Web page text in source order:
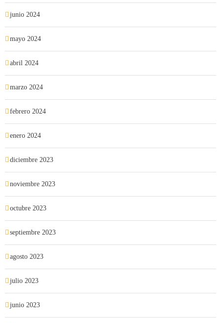
junio 2024
mayo 2024
abril 2024
marzo 2024
febrero 2024
enero 2024
diciembre 2023
noviembre 2023
octubre 2023
septiembre 2023
agosto 2023
julio 2023
junio 2023